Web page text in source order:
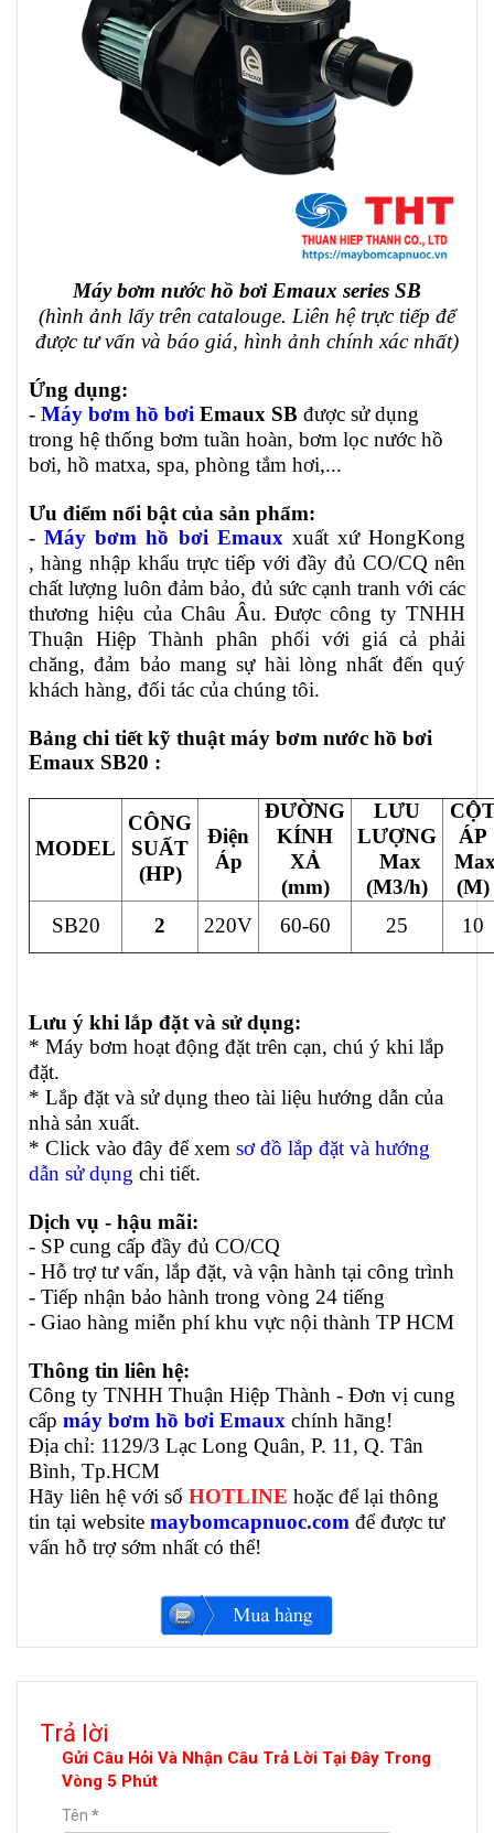
Máy bơm nước hồ bơi Emaux series SB
(hình ảnh lấy trên catalouge. Liên hệ trực tiếp để
được tư vấn và báo giá, hình ảnh chính xác nhất)
Ứng dụng:
- Máy bơm hồ bơi Emaux SB được sử dụng
trong hệ thống bơm tuần hoàn, bơm lọc nước hồ
bơi, hồ matxa, spa, phòng tắm hơi,...
Ưu điểm nổi bật của sản phẩm:
-Máy bơm hồ bơi Emauxxuất xứ HongKong
, hàng nhập khẩu trực tiếp với đầy đủ CO/CQ nên
chất lượng luôn đảm bảo, đủ sức cạnh tranh với các
thương hiệu của Châu Âu. Được công ty TNHH
Thuận Hiệp Thành phân phối với giá cả phải
chăng, đảm bảo mang sự hài lòng nhất đến quý
khách hàng, đối tác của chúng tôi.
Bảng chi tiết kỹ thuật máy bơm nước hồ bơi
Emaux SB20 :
MODEL
CÔNG
SUẤT
(HP)
Điện
Áp
ĐƯỜNG
KÍNH
XẢ
(mm)
LƯU
LƯỢNG
Max
(M3/h)
ÁP
(M)
SB20
2 220V 60-60 25 10
Lưu ý khi lắp đặt và sử dụng:
* Máy bơm hoạt động đặt trên cạn, chú ý khi lắp
đặt.
* Lắp đặt và sử dụng theo tài liệu hướng dẫn của
nhà sản xuất.
* Click vào đây để xem sơ đồ lắp đặt và hướng
dẫn sử dụng chi tiết.
Dịch vụ - hậu mãi:
- SP cung cấp đầy đủ CO/CQ
- Hỗ trợ tư vấn, lắp đặt, và vận hành tại công trình
- Tiếp nhận bảo hành trong vòng 24 tiếng
- Giao hàng miễn phí khu vực nội thành TP HCM
Thông tin liên hệ:
Công ty TNHH Thuận Hiệp Thành - Đơn vị cung
cấp máy bơm hồ bơi Emaux chính hãng!
Địa chỉ: 1129/3 Lạc Long Quân, P. 11, Q. Tân
Bình, Tp.HCM
Hãy liên hệ với số HOTLINE hoặc để lại thông
tin tại website maybomcapnuoc.com để được tư
vấn hỗ trợ sớm nhất có thể!
Trả lời
Gửi Câu Hỏi Và Nhận Câu Trả Lời Tại Đây Trong
Vòng 5 Phút
Tên *